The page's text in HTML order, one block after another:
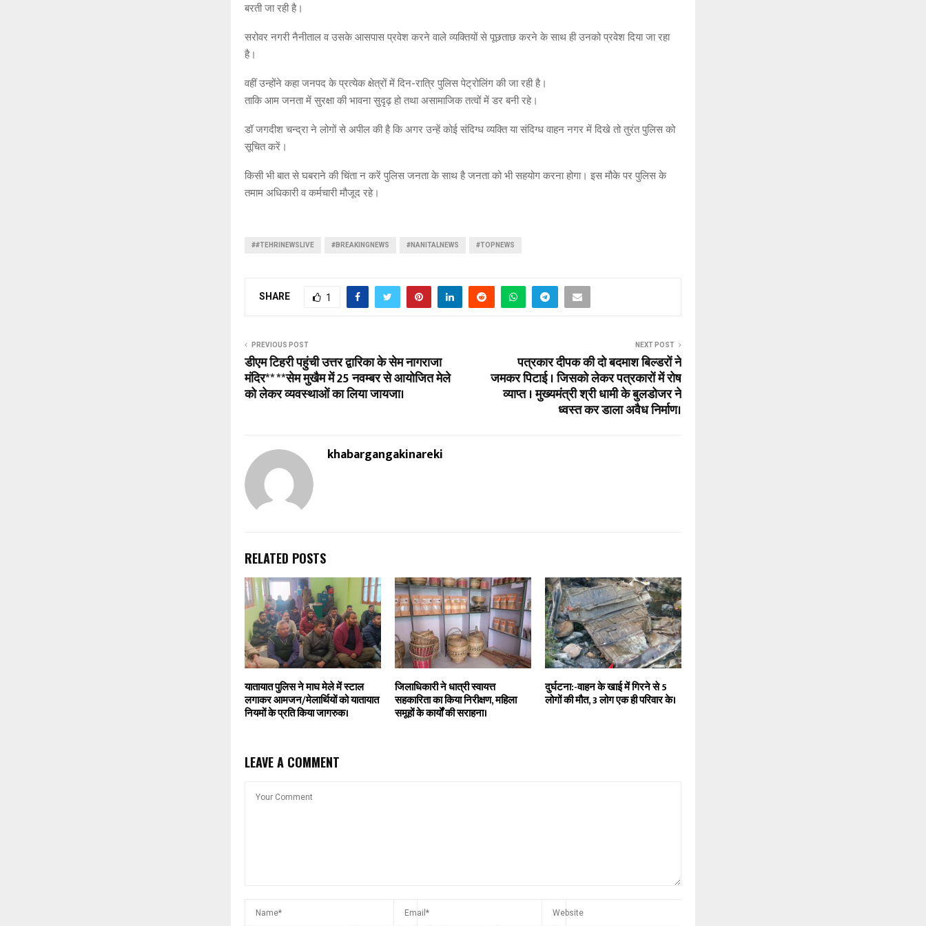
बरती जा रही है।
सरोवर नगरी नैनीताल व उसके आसपास प्रवेश करने वाले व्यक्तियों से पूछताछ करने के साथ ही उनको प्रवेश दिया जा रहा
है।
वहीं उन्होंने कहा जनपद के प्रत्येक क्षेत्रों में दिन-रात्रि पुलिस पेट्रोलिंग की जा रही है।
ताकि आम जनता में सुरक्षा की भावना सुदृढ़ हो तथा असामाजिक तत्वों में डर बनी रहे।
डॉ जगदीश चन्द्रा ने लोगों से अपील की है कि अगर उन्हें कोई संदिग्ध व्यक्ति या संदिग्ध वाहन नगर में दिखे तो तुरंत पुलिस को
सूचित करें।
किसी भी बात से घबराने की चिंता न करें पुलिस जनता के साथ है जनता को भी सहयोग करना होगा। इस मौके पर पुलिस के
तमाम अधिकारी व कर्मचारी मौजूद रहे।
##TEHRINEWSLIVE #BREAKINGNEWS #NANITALNEWS #TOPNEWS
SHARE 1
PREVIOUS POST
डीएम टिहरी पहुंची उत्तर द्वारिका के सेम नागराजा
मंदिर** **सेम मुखैम में 25 नवम्बर से आयोजित मेले
को लेकर व्यवस्थाओं का लिया जायजा।
NEXT POST
पत्रकार दीपक की दो बदमाश बिल्डरों ने
जमकर पिटाई । जिसको लेकर पत्रकारों में रोष
व्याप्त । मुख्यमंत्री श्री धामी के बुलडोजर ने
ध्वस्त कर डाला अवैध निर्माण।
khabargangakinareki
RELATED POSTS
यातायात पुलिस ने माघ मेले में स्टाल
लगाकर आमजन/मेलार्थियों को यातायात
नियमों के प्रति किया जागरुक।
जिलाधिकारी ने धात्री स्वायत्त
सहकारिता का किया निरीक्षण, महिला
समूहों के कार्यों की सराहना।
दुर्घटना:-वाहन के खाई में गिरने से 5
लोगों की मौत, 3 लोग एक ही परिवार के।
LEAVE A COMMENT